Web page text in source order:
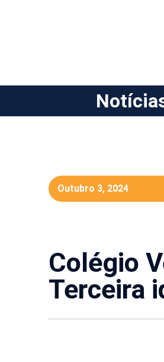
Outubro 3, 2024
Colégio
Terceira